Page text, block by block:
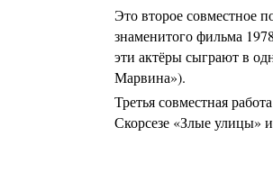
Это второе совместное
знаменитого фильма
эти актёры сыграют в
Марвина»).
Третья совместная
Скорсезе «Злые улицы»